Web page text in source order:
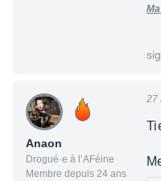
Anaon
Drogué·e à l’AFéine
Membre depuis 24 ans
27